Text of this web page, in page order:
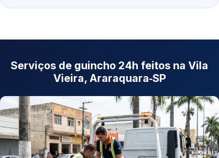
Serviços de guincho 24h feitos na Vila
Vieira, Araraquara‑SP